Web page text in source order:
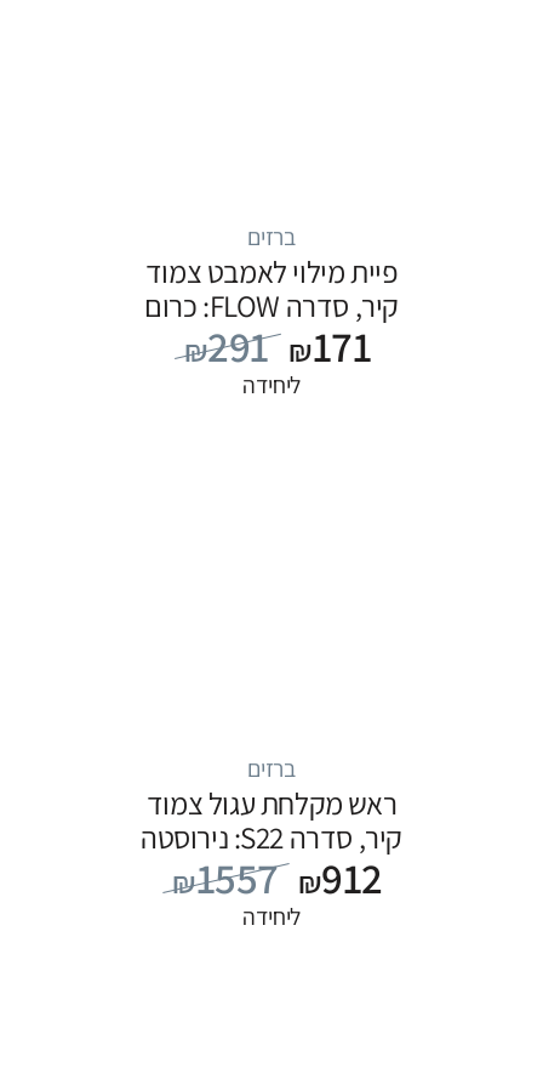
ברזים
פיית מילוי לאמבט צמוד
קיר, סדרה FLOW: כרום
₪291 ₪171
ליחידה
ברזים
ראש מקלחת עגול צמוד
קיר, סדרה S22: נירוסטה
₪1557 ₪912
ליחידה